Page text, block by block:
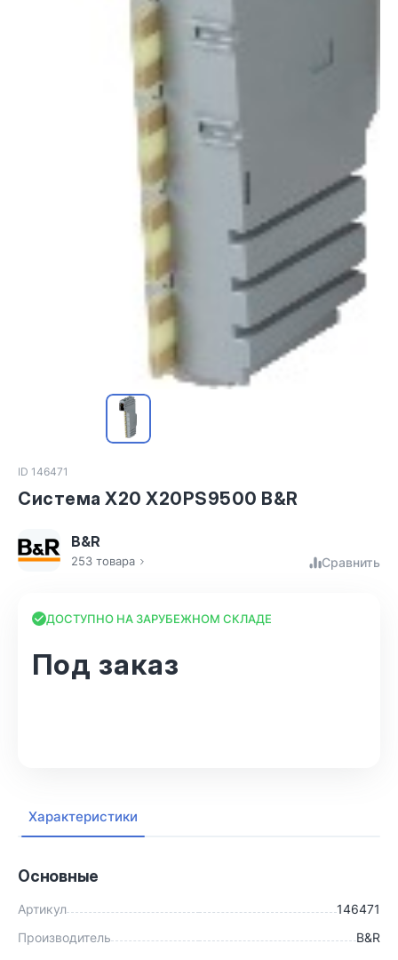
ID 146471
Система X20 X20PS9500 B&R
B&R
253 товара Сравнить
ДОСТУПНО НА ЗАРУБЕЖНОМ СКЛАДЕ
Под заказ
Характеристики
Основные
Артикул
146471
Производитель
B&R